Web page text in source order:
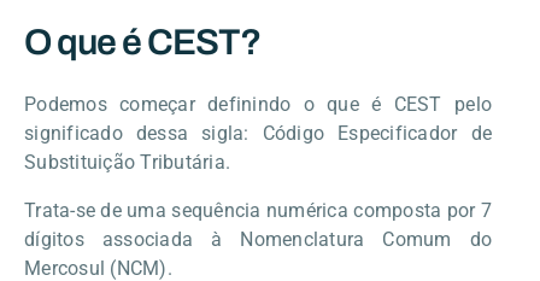
O que é CEST?
Podemos começar definindo o que é CEST pelo
significado dessa sigla: Código Especificador de
Substituição Tributária.
Trata-se de uma sequência numérica composta por 7
dígitos associada à Nomenclatura Comum do
Mercosul (NCM).